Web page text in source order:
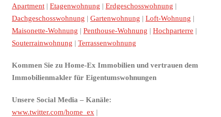
Apartment | Etagenwohnung | Erdgeschosswohnung |
Dachgeschosswohnung | Gartenwohnung | Loft-Wohnung |
Maisonette-Wohnung | Penthouse-Wohnung | Hochparterre |
Souterrainwohnung | Terrassenwohnung
Kommen Sie zu Home-Ex Immobilien und vertrauen dem
Immobilienmakler für Eigentumswohnungen
Unsere Social Media – Kanäle:
www.twitter.com/home_ex |